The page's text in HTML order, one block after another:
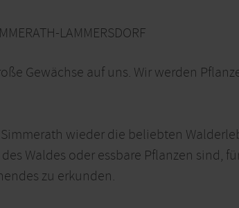
LAMMERSDORF
Gewächse auf uns. Wir werden
wieder die beliebten
Waldes oder essbare Pflanzen sind,
zu erkunden.